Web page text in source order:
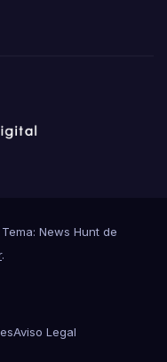
Tema: News Hunt de
.
Aviso Legal